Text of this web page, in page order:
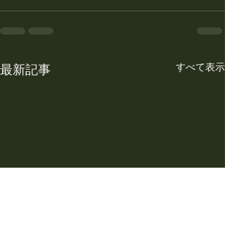
最新記事 すべて表示